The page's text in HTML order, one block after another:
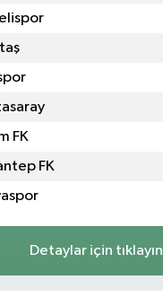
FK
FK
Detaylar için tıklayın